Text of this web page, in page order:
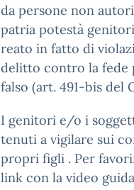
da persone non
patria potestà
reato in fatto di
delitto contro la fede
falso (art. 491-bis del
I genitori e/o i
tenuti a vigilare sui
propri figli . Per
link con la video